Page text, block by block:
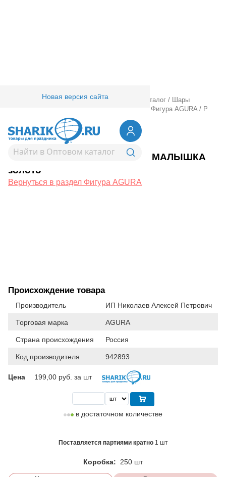
Новая версия сайта
Товары для праздника/ Оптовый каталог /
Шары
Фигура AGURA / Р
ФИГУРА ПРИВЕТ МАЛЫШКА золото
1207-6724Р ФИГУРА ПРИВЕТ МАЛЫШКА
золото
Вернуться в раздел Фигура AGURA
Происхождение товара
Производитель ИП Николаев Алексей Петрович
Торговая марка AGURA
Страна происхождения Россия
Код производителя 942893
Цена 199,00 руб. за шт
в достаточном количестве
Поставляется партиями кратно 1 шт
Коробка: 250 шт